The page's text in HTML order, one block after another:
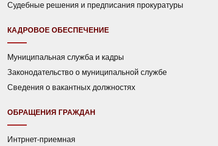
Судебные решения и предписания прокуратуры
КАДРОВОЕ ОБЕСПЕЧЕНИЕ
Муниципальная служба и кадры
Законодательство о муниципальной службе
Сведения о вакантных должностях
ОБРАЩЕНИЯ ГРАЖДАН
Интрнет-приемная